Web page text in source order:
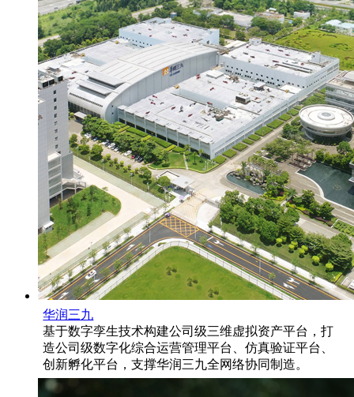
华润三九
基于数字孪生技术构建公司级三维虚拟资产平台，打
造公司级数字化综合运营管理平台、仿真验证平台、
创新孵化平台，支撑华润三九全网络协同制造。